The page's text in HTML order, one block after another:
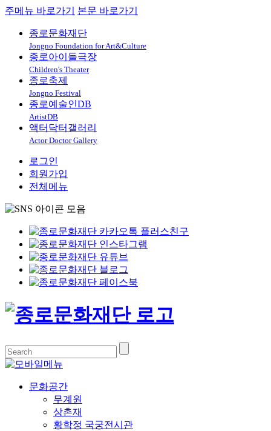
주메뉴 바로가기 본문 바로가기
종로문화재단
Jongno Foundation for Art&Culture
종로아이들극장
Children's Theater
종로축제
Jongno Festival
종로예술인DB
ArtistDB
액터닥터갤러리
Actor Doctor Gallery
로그인
회원가입
전체메뉴
문화공간
무계원
상촌재
황학정 국궁전시관